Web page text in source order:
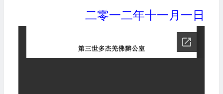
二零一二年十一月一日